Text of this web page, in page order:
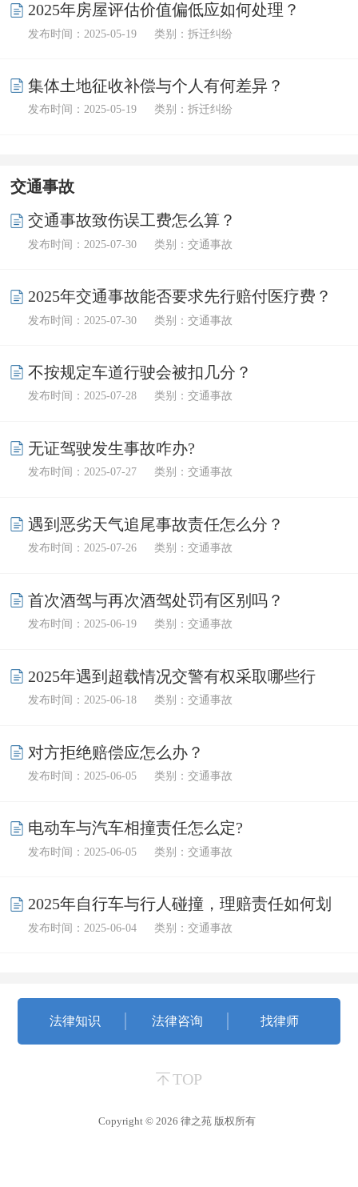
2025年房屋评估价值偏低应如何处理？
发布时间：2025-05-19 类别：拆迁纠纷
集体土地征收补偿与个人有何差异？
发布时间：2025-05-19 类别：拆迁纠纷
交通事故
交通事故致伤误工费怎么算？
发布时间：2025-07-30 类别：交通事故
2025年交通事故能否要求先行赔付医疗费？
发布时间：2025-07-30 类别：交通事故
不按规定车道行驶会被扣几分？
发布时间：2025-07-28 类别：交通事故
无证驾驶发生事故咋办?
发布时间：2025-07-27 类别：交通事故
遇到恶劣天气追尾事故责任怎么分？
发布时间：2025-07-26 类别：交通事故
首次酒驾与再次酒驾处罚有区别吗？
发布时间：2025-06-19 类别：交通事故
2025年遇到超载情况交警有权采取哪些行
动？
发布时间：2025-06-18 类别：交通事故
对方拒绝赔偿应怎么办？
发布时间：2025-06-05 类别：交通事故
电动车与汽车相撞责任怎么定?
发布时间：2025-06-05 类别：交通事故
2025年自行车与行人碰撞，理赔责任如何划
分？
发布时间：2025-06-04 类别：交通事故
法律知识 法律咨询 找律师
TOP
Copyright © 2026 律之苑版权所有